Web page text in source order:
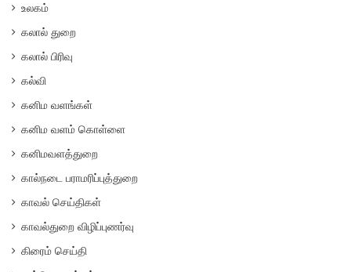
உலகம்
கலால் துறை
கலால் பிரிவு
கல்வி
கனிம வளங்கள்
கனிம வளம் கொள்ளை
கனிமவளத்துறை
கால்நடை பராமரிப்புத்துறை
காவல் செய்திகள்
காவல்துறை விழிப்புணர்வு
கிரைம் செய்தி